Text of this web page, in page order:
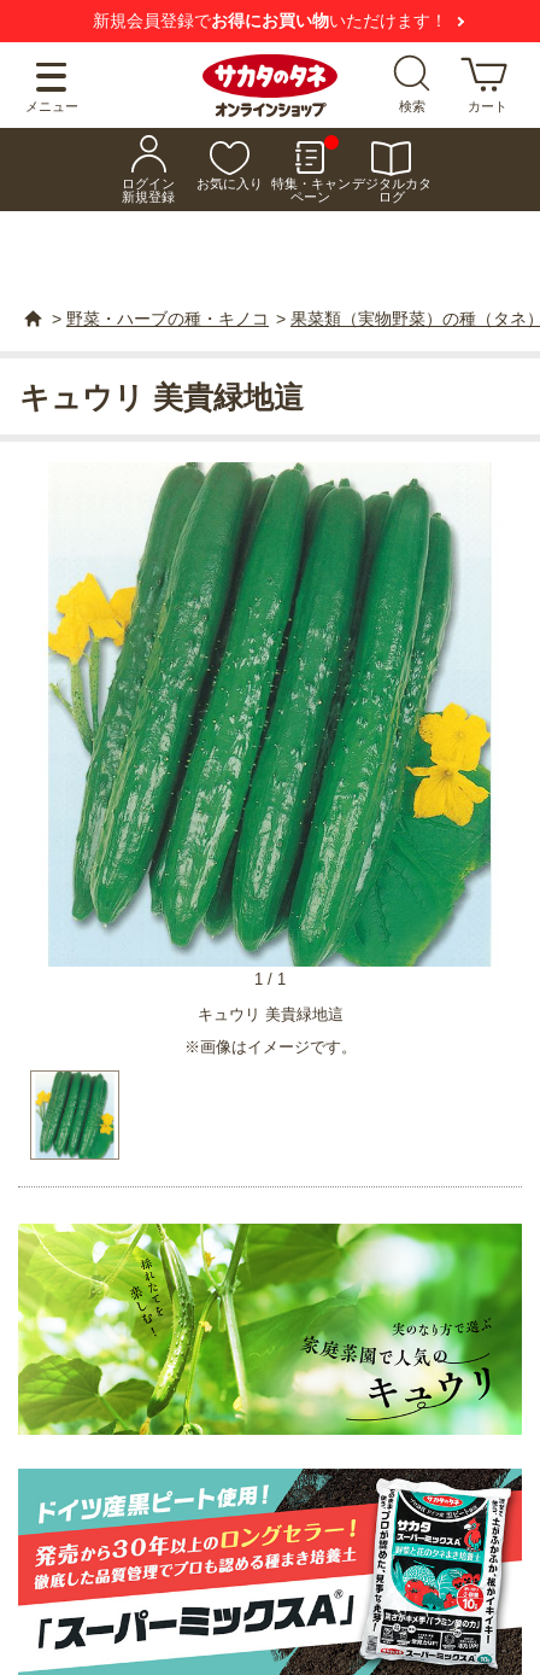
新規会員登録でお得にお買い物いただけます！
メニュー 検索 カート
ログイン
新規登録
お気に入り
特集・キャン
ペーン
デジタルカタ
ログ
> 野菜・ハーブの種・キノコ > 果菜類（実物野菜）の種（タネ
キュウリ 美貴緑地這
※画像はイメージです。
1 / 1
キュウリ 美貴緑地這